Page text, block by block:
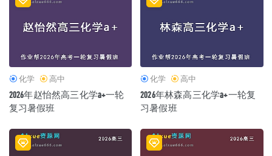
化学 高中
2026年赵怡然高三化学a+一轮
复习暑假班
化学 高中
2026年林森高三化学a+一轮复
习暑假班